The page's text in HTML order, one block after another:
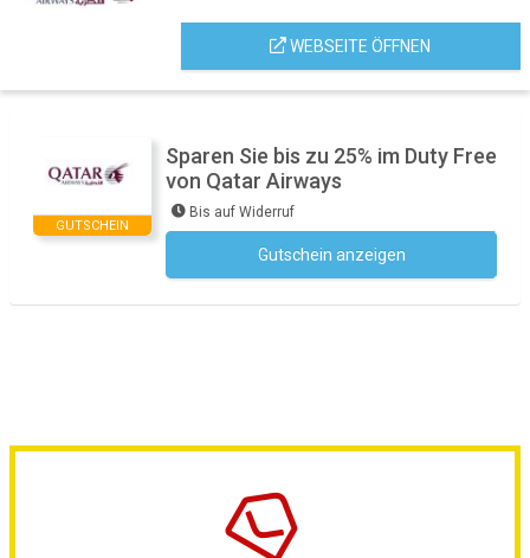
WEBSEITE ÖFFNEN
GUTSCHEIN
Sparen Sie bis zu 25% im Duty Free
von Qatar Airways
Bis auf Widerruf
Gutschein anzeigen